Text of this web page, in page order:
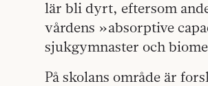
lär bli dyrt, eftersom
vårdens »absorptive
sjukgymnaster och
På skolans område är